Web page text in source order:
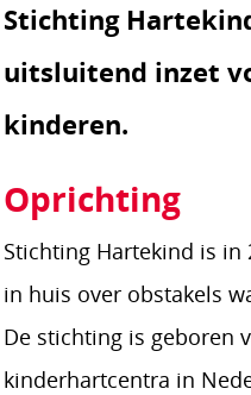
Stichting
uitsluitend inzet
kinderen.
Oprichting
Stichting Hartekind is
in huis over obstakels
De stichting is geboren
kinderhartcentra in